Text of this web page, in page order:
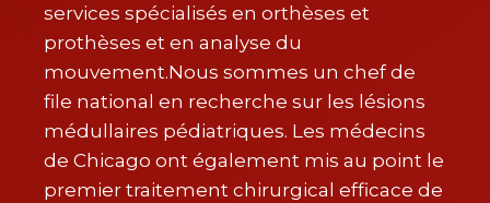
services spécialisés en orthèses et
prothèses et en analyse du
mouvement.Nous sommes un chef de
file national en recherche sur les lésions
médullaires pédiatriques. Les médecins
de Chicago ont également mis au point le
premier traitement chirurgical efficace de